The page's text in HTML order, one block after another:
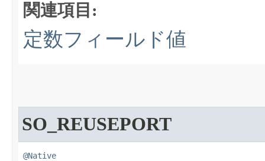
関連項目:
定数フィールド値
SO_REUSEPORT
@Native